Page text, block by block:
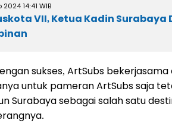
14:41 WIB
VII, Ketua Kadin
sukses, ArtSubs
untuk pameran ArtSubs saja
Surabaya sebagai salah satu